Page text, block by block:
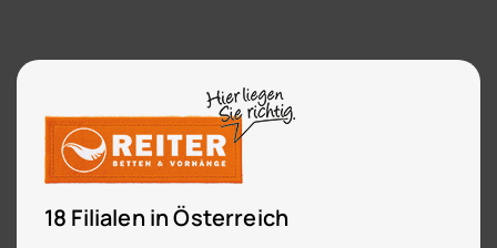
18 Filialen in Österreich